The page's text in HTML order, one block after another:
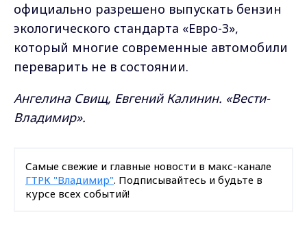
официально разрешено выпускать бензин
экологического стандарта «Евро-3»,
который многие современные автомобили
переварить не в состоянии.
Ангелина Свищ, Евгений Калинин. «Вести-
Владимир».
Самые свежие и главные новости в макс-канале
ГТРК "Владимир". Подписывайтесь и будьте в
курсе всех событий!